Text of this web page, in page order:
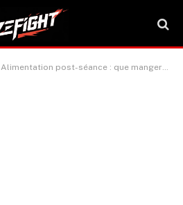
Alimentation post-séance : que manger pour optimiser votre récupération ?